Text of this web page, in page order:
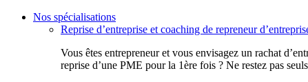
Nos spécialisations
Reprise d’entreprise et coaching de repreneur
Vous êtes entrepreneur et vous envisagez un rachat
reprise d’une PME pour la 1ère fois ? Ne restez pas